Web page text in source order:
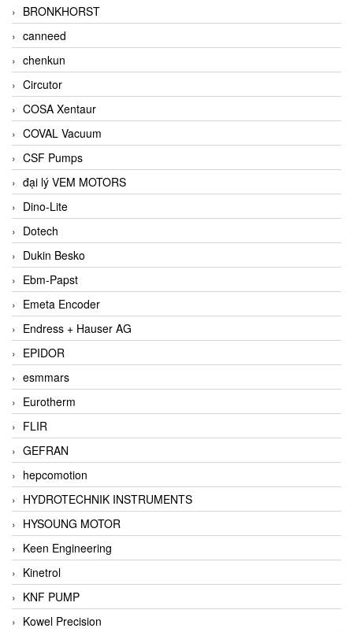
BRONKHORST
canneed
chenkun
Circutor
COSA Xentaur
COVAL Vacuum
CSF Pumps
đại lý VEM MOTORS
Dino-Lite
Dotech
Dukin Besko
Ebm-Papst
Emeta Encoder
Endress + Hauser AG
EPIDOR
esmmars
Eurotherm
FLIR
GEFRAN
hepcomotion
HYDROTECHNIK INSTRUMENTS
HYSOUNG MOTOR
Keen Engineering
Kinetrol
KNF PUMP
Kowel Precision